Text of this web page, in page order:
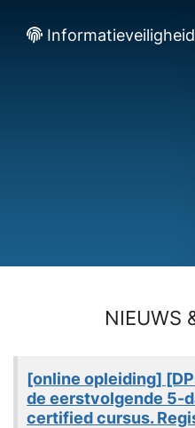
NIEUWS
[online opleiding]
de eerstvolgende 5-
certified cursus.